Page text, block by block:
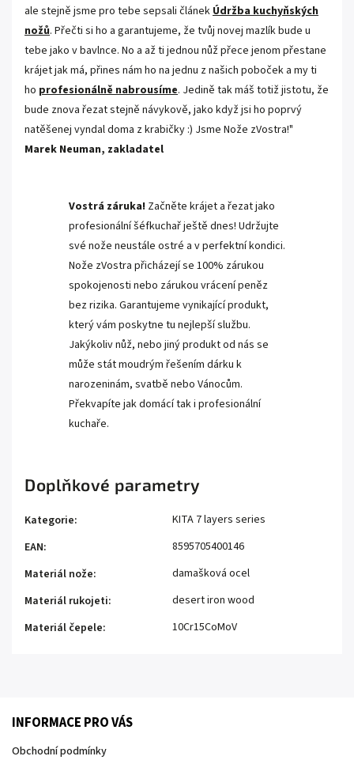
ale stejně jsme pro tebe sepsali článek Údržba kuchyňských
nožů. Přečti si ho a garantujeme, že tvůj novej mazlík bude u
tebe jako v bavlnce. No a až ti jednou nůž přece jenom přestane
krájet jak má, přines nám ho na jednu z našich poboček a my ti
ho profesionálně nabrousíme. Jedině tak máš totiž jistotu, že
bude znova řezat stejně návykově, jako když jsi ho poprvý
natěšenej vyndal doma z krabičky :) Jsme Nože zVostra!"
Marek Neuman, zakladatel
Vostrá záruka! Začněte krájet a řezat jako
profesionální šéfkuchař ještě dnes! Udržujte
své nože neustále ostré a v perfektní kondici.
Nože zVostra přicházejí se 100% zárukou
spokojenosti nebo zárukou vrácení peněz
bez rizika. Garantujeme vynikající produkt,
který vám poskytne tu nejlepší službu.
Jakýkoliv nůž, nebo jiný produkt od nás se
může stát moudrým řešením dárku k
narozeninám, svatbě nebo Vánocům.
Překvapíte jak domácí tak i profesionální
kuchaře.
Doplňkové parametry
Kategorie:
KITA 7 layers series
EAN:
8595705400146
Materiál nože:
damašková ocel
Materiál rukojeti:
desert iron wood
Materiál čepele: 10Cr15CoMoV
INFORMACE PRO VÁS
Obchodní podmínky